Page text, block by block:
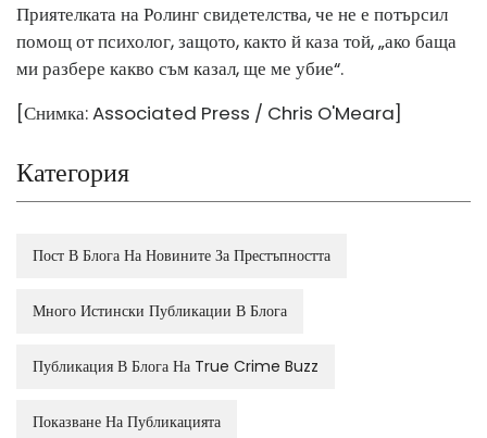
Приятелката на Ролинг свидетелства, че не е потърсил
помощ от психолог, защото, както й каза той, „ако баща
ми разбере какво съм казал, ще ме убие“.
[Снимка: Associated Press / Chris O'Meara]
Категория
Пост В Блога На Новините За Престъпността
Много Истински Публикации В Блога
Публикация В Блога На True Crime Buzz
Показване На Публикацията